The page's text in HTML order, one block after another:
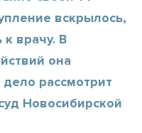
вскрылось,
к врачу. В
она
рассмотрит
Новосибирской